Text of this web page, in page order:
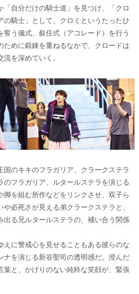
「自分だけの騎士道」を見つけ、「クロ
の騎士」として、クロミというたったひ
誓う儀式、叙任式（アコレード）を行う
めに鍛錬を重ねるなかで、クロードは
を深めていく。
のキキのフラガリア、クラークステラ
のフラガリア、ルタールステラを演じる
脚を組む所作などをリンクさせ、双子ら
や必死さが見える弟クラークステラと、
出る兄ルタールステラの、補い合う関係
に警戒心を見せることもある彼らのな
ナを演じる新谷聖司の透明感だ。澄んだ
葉と、かげりのない純粋な笑顔が、緊張